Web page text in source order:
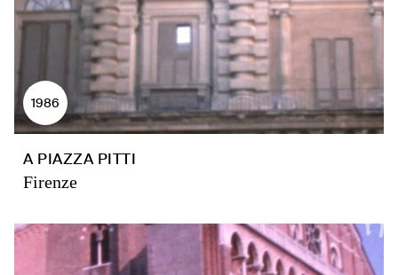
1986
A PIAZZA PITTI
Firenze